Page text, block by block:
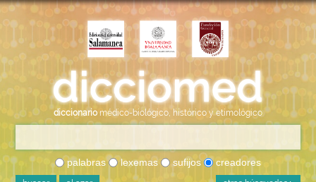
diccionario médico-biológico, histórico y etimológico
palabras lexemas sufijos creadores